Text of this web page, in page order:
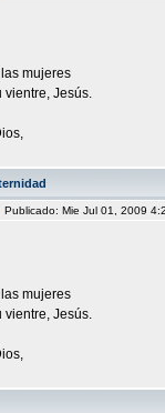
mujeres
vientre, Jesús.
Publicado: Mie Jul 01, 2009
mujeres
vientre, Jesús.